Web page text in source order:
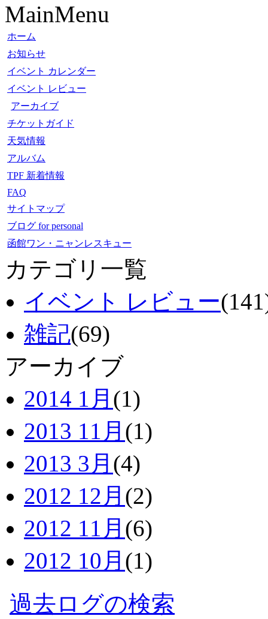
MainMenu
ホーム
お知らせ
イベント カレンダー
イベント レビュー
アーカイブ
チケットガイド
天気情報
アルバム
TPF 新着情報
FAQ
サイトマップ
ブログ for personal
函館ワン・ニャンレスキュー
カテゴリ一覧
イベント レビュー
雑記(69)
アーカイブ
2014 1月 (1)
2013 11月 (1)
2013 3月 (4)
2012 12月 (2)
2012 11月 (6)
2012 10月 (1)
過去ログの検索